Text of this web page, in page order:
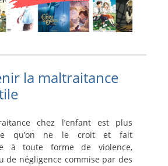
la maltraitance
chez l’enfant est plus
qu’on ne le croit et fait
à toute forme de violence,
de négligence commise par des